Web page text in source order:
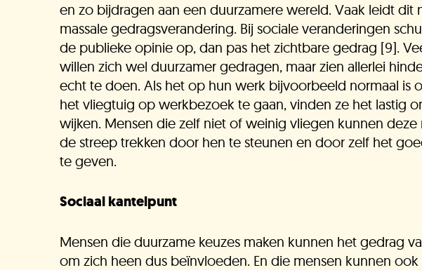
en zo bijdragen aan een duurzamere wereld. Vaak leidt dit
massale gedragsverandering. Bij sociale veranderingen
de publieke opinie op, dan pas het zichtbare gedrag [9].
willen zich wel duurzamer gedragen, maar zien allerlei
echt te doen. Als het op hun werk bijvoorbeeld normaal is
het vliegtuig op werkbezoek te gaan, vinden ze het lastig
wijken. Mensen die zelf niet of weinig vliegen kunnen deze
de streep trekken door hen te steunen en door zelf het
te geven.
Sociaal kantelpunt
Mensen die duurzame keuzes maken kunnen het gedrag
om zich heen dus beïnvloeden. En die mensen kunnen